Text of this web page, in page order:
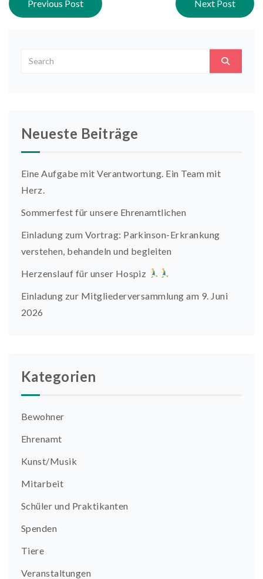
Previous Post Next Post
Neueste Beiträge
Eine Aufgabe mit Verantwortung. Ein Team mit
Herz.
Sommerfest für unsere Ehrenamtlichen
Einladung zum Vortrag: Parkinson-Erkrankung
verstehen, behandeln und begleiten
Herzenslauf für unser Hospiz
Einladung zur Mitgliederversammlung am 9. Juni
2026
Kategorien
Bewohner
Ehrenamt
Kunst/Musik
Mitarbeit
Schüler und Praktikanten
Spenden
Tiere
Veranstaltungen